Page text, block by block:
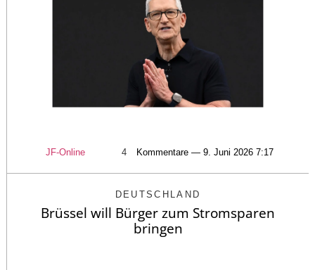
JF-Online 4 Kommentare — 9. Juni 2026 7:17
DEUTSCHLAND
Brüssel will Bürger zum Stromsparen
bringen